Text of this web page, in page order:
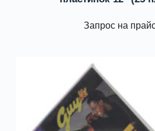
Запрос на